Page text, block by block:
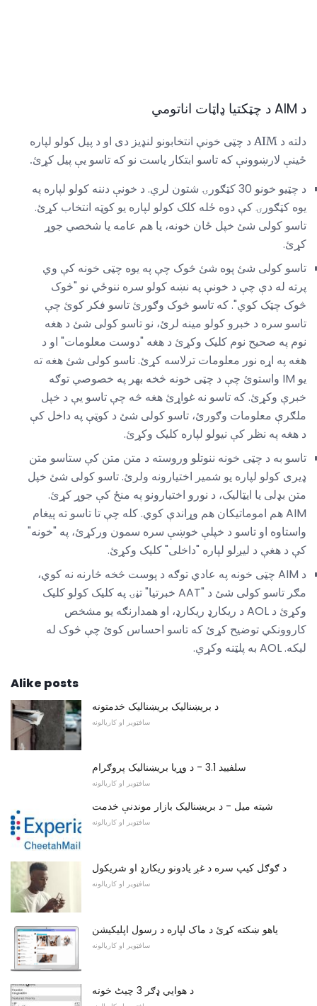
د AIM د چټکتیا ډاټات اناتومي
دلته د AIM د چټی خونې انتخابونو لنډیز دی او د پیل کولو لپاره
ځینې لارښوونې که تاسو ابتکار یاست نو که تاسو یې پیل کړئ.
د چټیو خونو 30 کټګورۍ شتون لري. د خونې دننه کولو لپاره په
یوه کټګورۍ کې دوه ځله کلک کولو لپاره یو کوټه انتخاب کړئ.
تاسو کولی شئ خپل ځان خونه، یا هم عامه یا شخصي جوړ
کړئ.
تاسو کولی شئ پوه شئ څوک چې په یوه چټی خونه کې وي
پرته له دې چې د خونې په نښه کولو سره ننوځي نو "څوک
څوک چټک کوي". که تاسو څوک وګورئ تاسو فکر کوئ چې
تاسو سره د خبرو کولو مینه لرئ، نو تاسو کولی شئ د هغه
نوم په صحیح نوم کلیک وکړئ د هغه "دوست معلومات" او د
هغه په ​​اړه نور معلومات ترلاسه کړئ. تاسو کولی شئ هغه ته
یو IM واستوئ چې د چټی خونه څخه بهر په خصوصي توګه
خبرې وکړئ. که تاسو نه غواړئ هغه څه چې تاسو یې د خپل
ملګرې معلومات وګورئ، تاسو کولی شئ د کوټې په داخل کې
د هغه په ​​نظر کې نیولو لپاره کلیک وکړئ.
تاسو به د چټی خونه ننوتلو وروسته د متن متن کې ستاسو متن
ډیری کولو لپاره یو شمیر اختیارونه ولرئ. تاسو کولی شئ خپل
متن بډلی یا ایټالیک، د نورو اختیارونو په منځ کې جوړ کړئ.
AIM هم اموماتیکان هم وړاندې کوي. کله چې تا تاسو ته پیغام
واستاوه او تاسو د خپلې خوښې سره سمون ورکړئ، په "خونه"
کې د هغې د لیږلو لپاره "داخلی" کلیک وکړئ.
د AIM چټی خونه په عادي توګه د پوست څخه څارنه نه کوي،
مګر تاسو کولی شئ د "AAT خبرتیا" تڼۍ په کلیک کولو کلیک
وکړئ د AOL د ریکارډ ریکارډ، او همدارنګه یو مشخص
کاروونکي توضیح کړئ که تاسو احساس کوئ چې څوک له
ليکه. AOL به پلټنه وکړي.
Alike posts
د بریښناليک بریښنالیک خدمتونه
سافټویر او کاریالونه
سلفیید 3.1 - د وړیا بریښناليک پروګرام
سافټویر او کاریالونه
شیته میل - د بریښنالیک بازار موندنې خدمت
سافټویر او کاریالونه
د ګوګل کیپ سره د غږ یادونو ریکارډ او شریکول
سافټویر او کاریالونه
یاهو ښکته کړئ د ماک لپاره د رسول اپلیکیشن
سافټویر او کاریالونه
د هوایي ډګر 3 چیٹ خونه